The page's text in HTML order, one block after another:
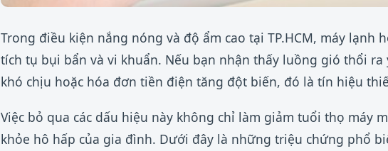
Trong điều kiện nắng nóng và độ ẩm cao tại TP.HCM, máy lạnh
tích tụ bụi bẩn và vi khuẩn. Nếu bạn nhận thấy luồng gió thổi
khó chịu hoặc hóa đơn tiền điện tăng đột biến, đó là tín hiệu
Việc bỏ qua các dấu hiệu này không chỉ làm giảm tuổi thọ máy
khỏe hô hấp của gia đình. Dưới đây là những triệu chứng phổ